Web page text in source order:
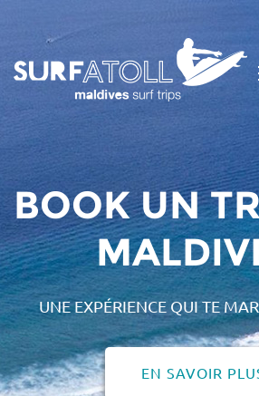
BOOK UN
UNE EXPÉRIENCE QUI TE
EN SAVOIR